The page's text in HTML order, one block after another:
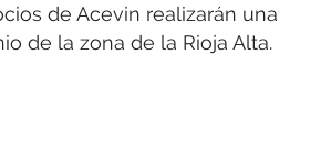
de Acevin realizarán una
de la zona de la Rioja Alta.